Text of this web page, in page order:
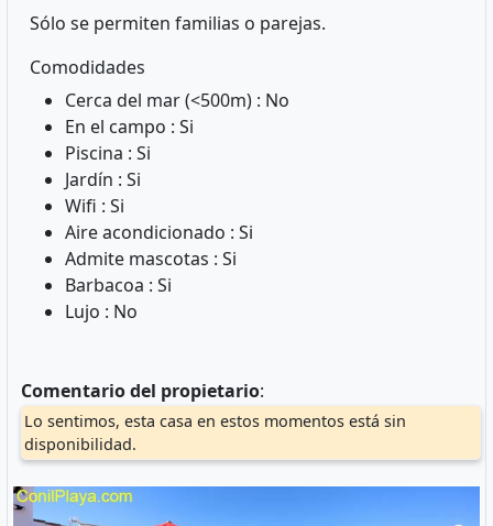
Sólo se permiten familias o parejas.
Comodidades
Cerca del mar (<500m) : No
En el campo : Si
Piscina : Si
Jardín : Si
Wifi : Si
Aire acondicionado : Si
Admite mascotas : Si
Barbacoa : Si
Lujo : No
Comentario del propietario:
Lo sentimos, esta casa en estos momentos está sin
disponibilidad.